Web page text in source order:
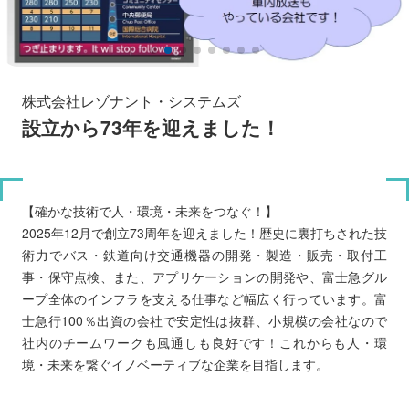
株式会社レゾナント・システムズ
設立から73年を迎えました！
【確かな技術で人・環境・未来をつなぐ！】
2025年12月で創立73周年を迎えました！歴史に裏打ちされた技
術力でバス・鉄道向け交通機器の開発・製造・販売・取付工
事・保守点検、また、アプリケーションの開発や、富士急グル
ープ全体のインフラを支える仕事など幅広く行っています。富
士急行100％出資の会社で安定性は抜群、小規模の会社なので
社内のチームワークも風通しも良好です！これからも人・環
境・未来を繋ぐイノベーティブな企業を目指します。